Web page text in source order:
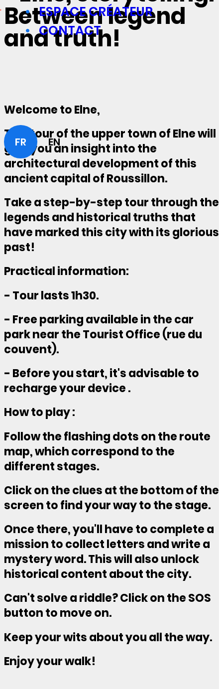
ESPACE CRÉATEUR
CONTACT
FR EN
Between legend
and truth!
Welcome to Elne,
This tour of the upper town of Elne will
give you an insight into the
architectural development of this
ancient capital of Roussillon.
Take a step-by-step tour through the
legends and historical truths that
have marked this city with its glorious
past!
Practical information:
- Tour lasts 1h30.
- Free parking available in the car
park near the Tourist Office (rue du
couvent).
- Before you start, it's advisable to
recharge your device .
How to play :
Follow the flashing dots on the route
map, which correspond to the
different stages.
Click on the clues at the bottom of the
screen to find your way to the stage.
Once there, you'll have to complete a
mission to collect letters and write a
mystery word. This will also unlock
historical content about the city.
Can't solve a riddle? Click on the SOS
button to move on.
Keep your wits about you all the way.
Enjoy your walk!